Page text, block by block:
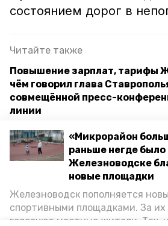
«Микрорайон
раньше негде было
Железноводске
новые площадки
Железноводск пополняется
спортивными площадками. За их
голосуют местные жители. Так,
состоянием дорог в
Читайте также
Повышение зарплат, тарифы
чём говорил глава
совмещённой пресс-
линии
Автогидроподъёмник и
пополнили автопарк
Ставрополья
Чистят «карманы» и
Ставрополье борются с
непогоды